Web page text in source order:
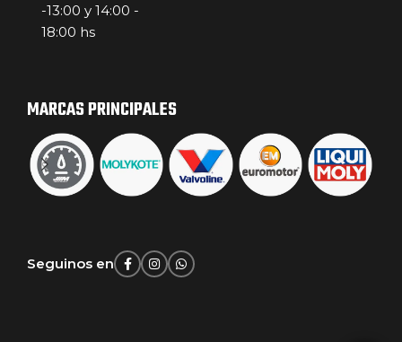
-13:00 y 14:00 -
18:00 hs
MARCAS PRINCIPALES
Seguinos en